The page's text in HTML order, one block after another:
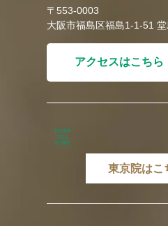
〒553-0003
大阪市福島区福島1-1-51
アクセスはこちら
東京院はこ